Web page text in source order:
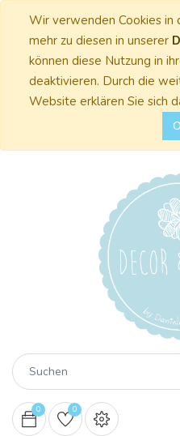
Wir verwenden Cookies in
mehr zu diesen in unserer
können diese Nutzung in
deaktivieren. Durch die
Website erklären Sie sich
0 0